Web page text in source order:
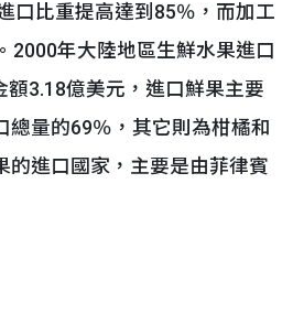
口比重提高達到85％，而加工
2000年大陸地區生鮮水果進口
額3.18億美元，進口鮮果主要
總量的69％，其它則為柑橘和
的進口國家，主要是由菲律賓